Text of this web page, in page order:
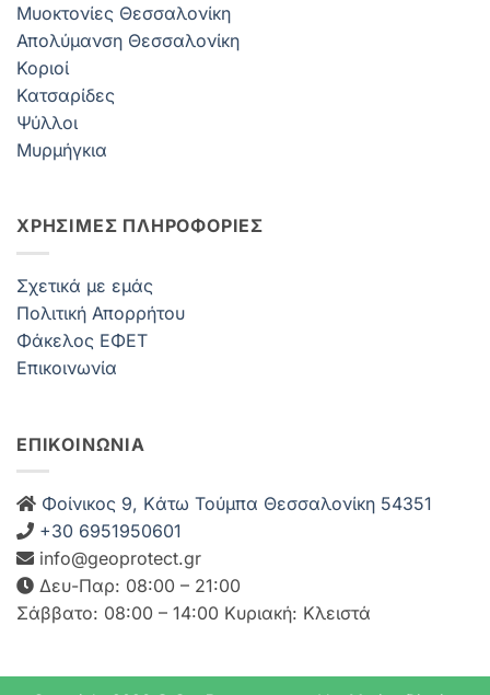
Μυοκτονίες Θεσσαλονίκη
Απολύμανση Θεσσαλονίκη
Κοριοί
Κατσαρίδες
Ψύλλοι
Μυρμήγκια
ΧΡΗΣΙΜΕΣ ΠΛΗΡΟΦΟΡΙΕΣ
Σχετικά με εμάς
Πολιτική Απορρήτου
Φάκελος ΕΦΕΤ
Επικοινωνία
ΕΠΙΚΟΙΝΩΝΙΑ
Φοίνικος 9, Kάτω Τούμπα Θεσσαλονίκη 54351
+30 6951950601
info@geoprotect.gr
Δευ-Παρ: 08:00 – 21:00
Σάββατο: 08:00 – 14:00 Κυριακή: Κλειστά